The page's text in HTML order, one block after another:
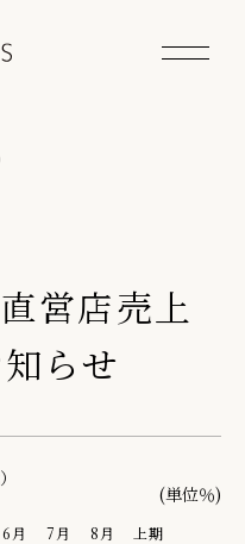
営店売上
らせ
(単位％)
6月 7月 8月
上期